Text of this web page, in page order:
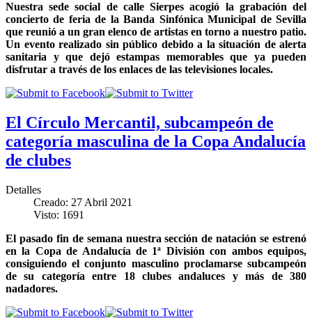
Nuestra sede social de calle Sierpes acogió la grabación del
concierto de feria de la Banda Sinfónica Municipal de Sevilla
que reunió a un gran elenco de artistas en torno a nuestro patio.
Un evento realizado sin público debido a la situación de alerta
sanitaria y que dejó estampas memorables que ya pueden
disfrutar a través de los enlaces de las televisiones locales.
El Círculo Mercantil, subcampeón de
categoría masculina de la Copa Andalucía
de clubes
Detalles
Creado: 27 Abril 2021
Visto: 1691
El pasado fin de semana nuestra sección de natación se estrenó
en la Copa de Andalucía de 1ª División con ambos equipos,
consiguiendo el conjunto masculino proclamarse subcampeón
de su categoría entre 18 clubes andaluces y más de 380
nadadores.